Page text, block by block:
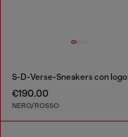
S-D-Verse-Sneakers con logo
€190.00
NERO/ROSSO